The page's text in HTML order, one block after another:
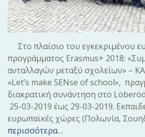
Στο πλαίσιο του εγκεκριμένου
προγράμματος Erasmus+ 2018:
ανταλλαγών μεταξύ σχολείων» –
«Let’s make SENse of school»,
διακρατική συνάντηση στο
25-03-2019 έως 29-03-2019.
ευρωπαϊκές χώρες (Πολωνία,
περισσότερα…